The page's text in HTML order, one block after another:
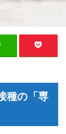
種の「専